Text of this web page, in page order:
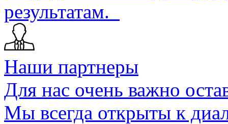
результатам.
Наши партнеры
Для нас очень важно
Мы всегда открыты к